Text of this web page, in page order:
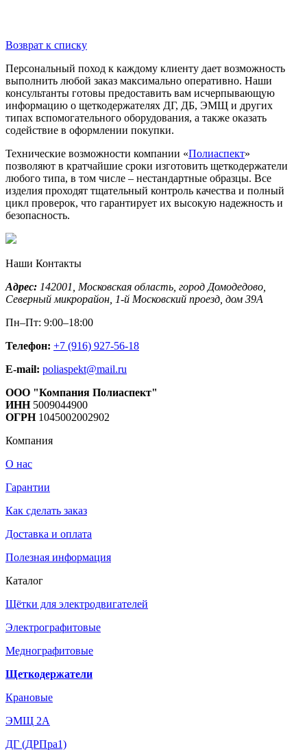
Возврат к списку
Персональный поход к каждому клиенту дает возможность
выполнить любой заказ максимально оперативно. Наши
консультанты готовы предоставить вам исчерпывающую
информацию о щеткодержателях ДГ, ДБ, ЭМЩ и других
типах вспомогательного оборудования, а также оказать
содействие в оформлении покупки.
Технические возможности компании «Полиаспект»
позволяют в кратчайшие сроки изготовить щеткодержатели
любого типа, в том числе – нестандартные образцы. Все
изделия проходят тщательный контроль качества и полный
цикл проверок, что гарантирует их высокую надежность и
безопасность.
Наши Контакты
Адрес: 142001, Московская область, город Домодедово
Северный микрорайон, 1-й Московский проезд, дом 39А
Пн–Пт: 9:00–18:00
Телефон: +7 (916) 927-56-18
E-mail: poliaspekt@mail.ru
ООО "Компания Полиаспект"
ИНН5009044900
ОГРН 1045002002902
Компания
О нас
Гарантии
Как сделать заказ
Доставка и оплата
Полезная информация
Каталог
Щётки для электродвигателей
Электрографитовые
Меднографитовые
Щеткодержатели
Крановые
ЭМЩ 2А
ДГ (ДРПра1)